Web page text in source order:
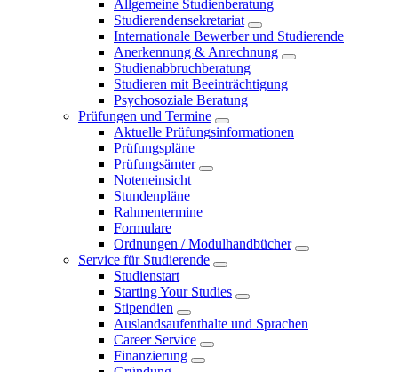
Allgemeine Studienberatung
Studierendensekretariat
Internationale Bewerber und Studierende
Anerkennung & Anrechnung
Studienabbruchberatung
Studieren mit Beeinträchtigung
Psychosoziale Beratung
Prüfungen und Termine
Aktuelle Prüfungsinformationen
Prüfungspläne
Prüfungsämter
Noteneinsicht
Stundenpläne
Rahmentermine
Formulare
Ordnungen / Modulhandbücher
Service für Studierende
Studienstart
Starting Your Studies
Stipendien
Auslandsaufenthalte und Sprachen
Career Service
Finanzierung